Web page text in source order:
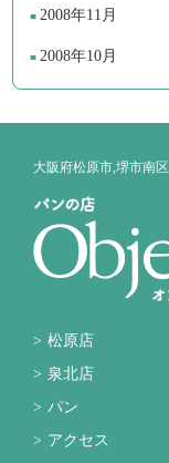
2008年11月
2008年10月
大阪府松原市,堺市南
松原店
泉北店
パン
アクセス